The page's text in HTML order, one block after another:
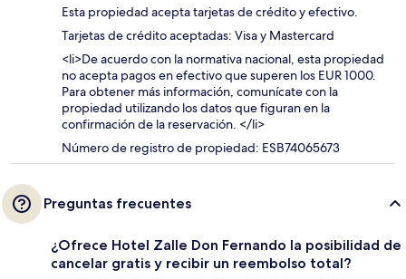
Esta propiedad acepta tarjetas de crédito y efectivo.
Tarjetas de crédito aceptadas: Visa y Mastercard
<li>De acuerdo con la normativa nacional, esta propiedad
no acepta pagos en efectivo que superen los EUR 1000.
Para obtener más información, comunícate con la
propiedad utilizando los datos que figuran en la
confirmación de la reservación. </li>
Número de registro de propiedad: ESB74065673
Preguntas frecuentes
¿Ofrece Hotel Zalle Don Fernando la posibilidad de
cancelar gratis y recibir un reembolso total?